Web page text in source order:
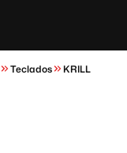
Teclados KRILL